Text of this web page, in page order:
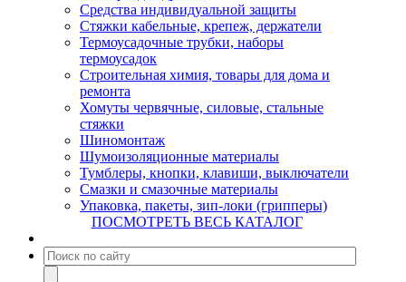
Средства индивидуальной защиты
Стяжки кабельные, крепеж, держатели
Термоусадочные трубки, наборы
термоусадок
Строительная химия, товары для дома и
ремонта
Хомуты червячные, силовые, стальные
стяжки
Шиномонтаж
Шумоизоляционные материалы
Тумблеры, кнопки, клавиши, выключатели
Смазки и смазочные материалы
Упаковка, пакеты, зип-локи (грипперы)
ПОСМОТРЕТЬ ВЕСЬ КАТАЛОГ